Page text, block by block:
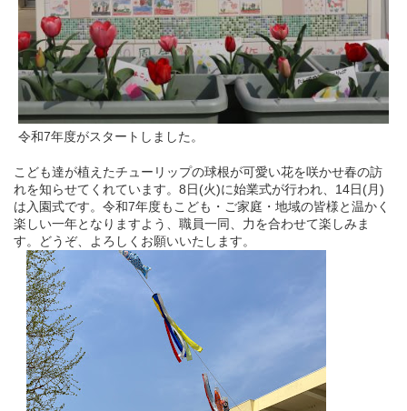
令和7年度がスタートしました。
こども達が植えたチューリップの球根が可愛い花を咲かせ春の訪
れを知らせてくれています。8日(火)に始業式が行われ、14日(月)
は入園式です。令和7年度もこども・ご家庭・地域の皆様と温かく
楽しい一年となりますよう、職員一同、力を合わせて楽しみま
す。どうぞ、よろしくお願いいたします。